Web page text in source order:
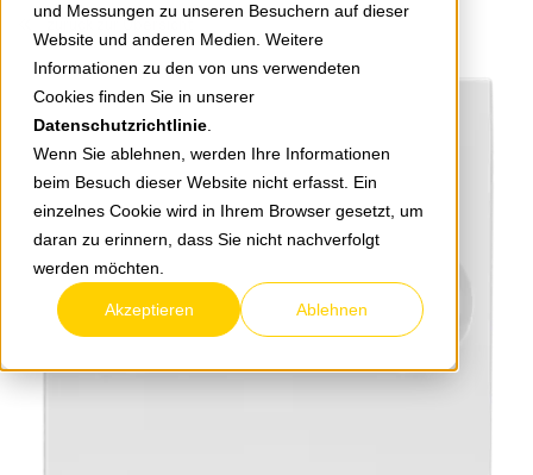
und Messungen zu unseren Besuchern auf dieser
Website und anderen Medien. Weitere
Informationen zu den von uns verwendeten
Cookies finden Sie in unserer
Datenschutzrichtlinie
Wenn Sie ablehnen, werden Ihre Informationen
beim Besuch dieser Website nicht erfasst. Ein
einzelnes Cookie wird in Ihrem Browser gesetzt, um
daran zu erinnern, dass Sie nicht nachverfolgt
werden möchten.
Akzeptieren Ablehnen
zurück zur Übersicht